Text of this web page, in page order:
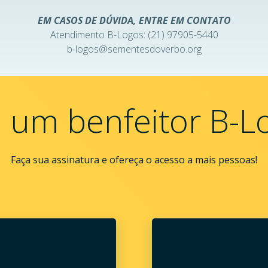
EM CASOS DE DÚVIDA, ENTRE EM CONTATO
Atendimento B-Logos: (21) 97905-5440
b-logos@sementesdoverbo.org
um benfeitor B-
Faça sua assinatura e ofereça o acesso a mais pessoas!